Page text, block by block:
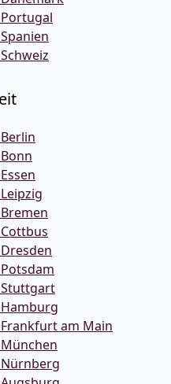
Stuttgart
am Main